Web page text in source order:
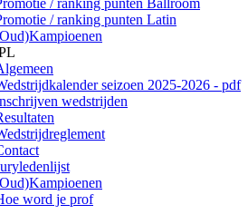
/ ranking punten Ballroom
/ ranking punten Latin
seizoen 2025-2026 - pdf
wedstrijden
word je prof